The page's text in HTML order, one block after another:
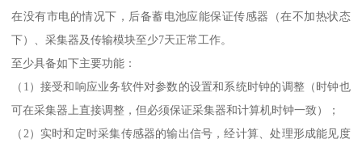
在没有市电的情况下，后备蓄电池应能保证传感器（在不加热状态
下）、采集器及传输模块至少7天正常工作。
至少具备如下主要功能：
（1）接受和响应业务软件对参数的设置和系统时钟的调整（时钟也
可在采集器上直接调整，但必须保证采集器和计算机时钟一致）；
（2）实时和定时采集传感器的输出信号，经计算、处理形成能见度